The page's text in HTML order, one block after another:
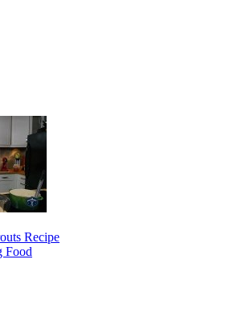
Recipe
Food